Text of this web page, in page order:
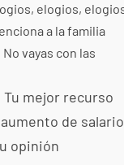
elogios,
a la familia
vayas con las
mejor recurso
de salario
opinión